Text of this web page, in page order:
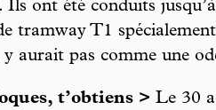
Ils ont été conduits
tramway T1 spécialement
aurait pas comme une
t’obtiens > Le 30